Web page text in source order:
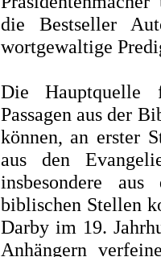
die Bestseller
wortgewaltige
Die Hauptquelle
Passagen aus der
können, an erster
aus den
insbesondere aus
biblischen Stellen
Darby im 19.
Anhängern